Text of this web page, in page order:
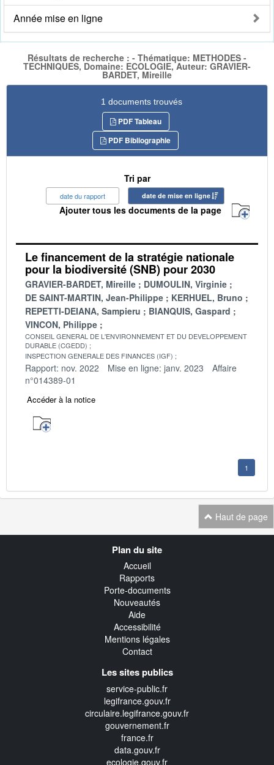
Année mise en ligne
Résultats de recherche : - Thématique: METHODES -
TECHNIQUES, Domaine: ECOLOGIE, Auteur: GRAVIER-
BARDET, Mireille
1 documents trouvés
PDF Tableau
PDF Bibliographie
Tri par
date du rapport date de mise en ligne
Ajouter tous les documents de la page
Le financement de la stratégie nationale
pour la biodiversité (SNB) pour 2030
GRAVIER-BARDET, Mireille
DUMOULIN, Virginie
DE SAINT-MARTIN, Jean-Philippe
KERHUEL, Bruno
REPETTI-DEIANA, Sampieru
BIANQUIS, Gaspard
VINCON, Philippe
CONSEIL GENERAL DE L'ENVIRONNEMENT ET DU DEVELOPPEMENT
DURABLE (CGEDD)
INSPECTION GENERALE DES FINANCES (IGF)
Rapport: nov. 2022 Mise en ligne: janv. 2023
Affaire
n°014389-01
Accéder à la notice
1
Haut de page
Plan du site
Accueil
Rapports
Porte-documents
Nouveautés
Aide
Accessibilité
Mentions légales
Contact
Les sites publics
service-public.fr
legifrance.gouv.fr
circulaire.legifrance.gouv.fr
gouvernement.fr
france.fr
data.gouv.fr
ecologie.gouv.fr